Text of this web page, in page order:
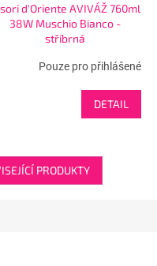
d'Oriente AVIVÁŽ 760ml
38W Muschio Bianco -
stříbrná
Pouze pro přihlášené
DETAIL
PRODUKTY